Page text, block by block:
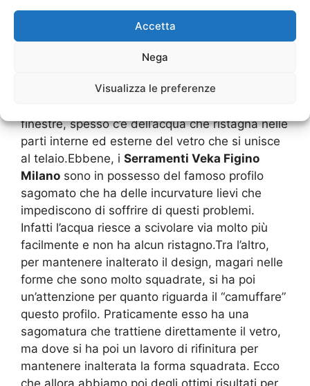
Accetta
Nega
Visualizza le preferenze
trattenimento della condensa e dell’umidità.
nel trattenere il calore e c’è una grande
temperature. Molti utenti avranno comunque
finestre, spesso c’è dell’acqua che ristagna nelle
parti interne ed esterne del vetro che si unisce
al telaio.Ebbene, i Serramenti Veka Figino
Milano sono in possesso del famoso profilo
sagomato che ha delle incurvature lievi che
impediscono di soffrire di questi problemi.
Infatti l’acqua riesce a scivolare via molto più
facilmente e non ha alcun ristagno.Tra l’altro,
per mantenere inalterato il design, magari nelle
forme che sono molto squadrate, si ha poi
un’attenzione per quanto riguarda il “camuffare”
questo profilo. Praticamente esso ha una
sagomatura che trattiene direttamente il vetro,
ma dove si ha poi un lavoro di rifinitura per
mantenere inalterata la forma squadrata. Ecco